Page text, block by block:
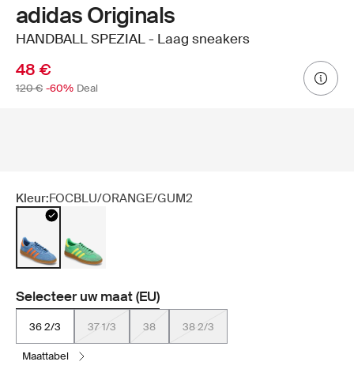
adidas Originals
HANDBALL SPEZIAL - Laag sneakers
48 €
120 € -60% Deal
Kleur:FOCBLU/ORANGE/GUM2
Selecteer uw maat (EU)
36 2/3 37 1/3 38 38 2/3
maattabel